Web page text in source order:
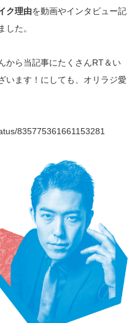
ク理由を動画やインタビュー記
した。
から当記事にたくさんRT＆い
います！にしても、オリラジ愛
835775361661153281